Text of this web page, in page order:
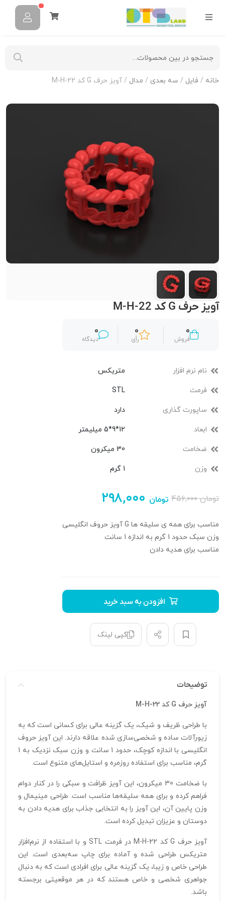
خانه / فایل / سه بعدی / مدال / آویز حرف G کد M-H-22
آویز حرف G کد M-H-22
0
فروش
0
رأی
0
دیدگاه
نام نرم افزار متریکس
فرمت STL
ساپورت گذاری دارد
ابعاد 12*9*5 میلیمتر
ضخامت 30 میکرون
وزن 1 گرم
۴۵۶,۰۰۰تومان ۲۹۸,۰۰۰ تومان
مناسب برای همه ی سلیقه ها G آویز حروف انگلیسی
وزن سبک حدود 1 گرم به اندازه 1 سانت
مناسب برای هدیه دادن
افزودن به سبد خرید
کپی لینک
توضیحات
آویز حرف G کد M-H-22
با طراحی ظریف و شیک، یک گزینه عالی برای کسانی است که به
زیورآلات ساده و شخصی‌سازی شده علاقه دارند. این آویز حروف
انگلیسی با اندازه کوچک، حدود 1 سانت و وزن سبک نزدیک به 1
گرم، مناسب برای استفاده روزمره و استایل‌های متنوع است.
با ضخامت 30 میکرون، این آویز ظرافت و سبکی را در کنار دوام
فراهم کرده و برای همه سلیقه‌ها مناسب است. طراحی مینیمال و
وزن پایین آن، این آویز را به انتخابی جذاب برای هدیه دادن به
دوستان و عزیزان تبدیل کرده است.
آویز حرف G کد M-H-22 در فرمت STL و با استفاده از نرم‌افزار
متریکس طراحی شده و آماده برای چاپ سه‌بعدی است. این
طراحی خاص و زیبا، یک گزینه عالی برای افرادی است که به دنبال
جواهری شخصی و خاص هستند که در هر موقعیتی برجسته
باشد.